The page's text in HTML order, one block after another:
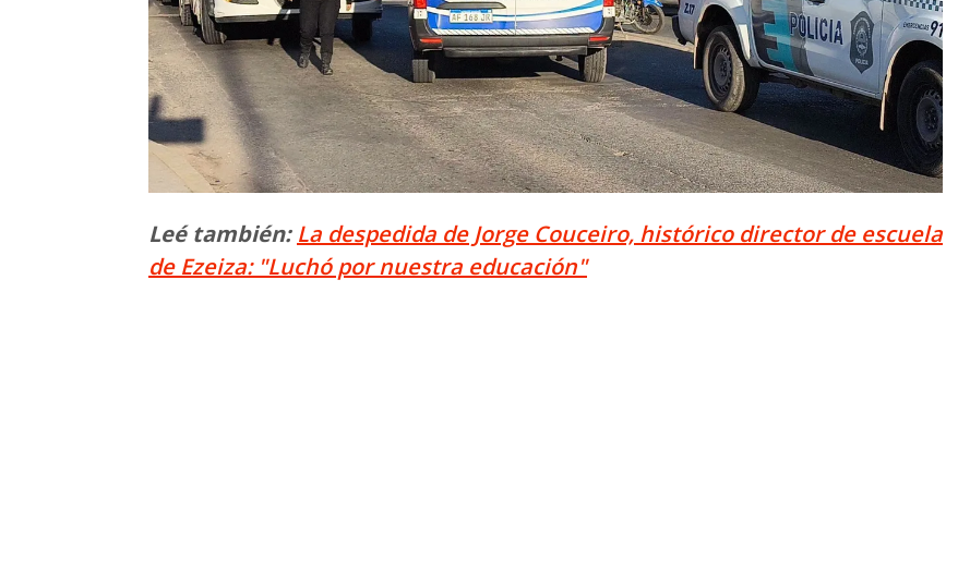
Leé también: La despedida de Jorge Couceiro, histórico director de escuela
de Ezeiza: "Luchó por nuestra educación"